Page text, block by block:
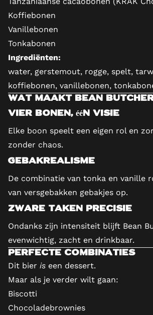
Koffiebonen
Vanillebonen
Tonkabonen
Ingrediënten:
water, gerstemout, rogge, spelt,
koffiebonen, vanillebonen,
Wat maakt Bean
Vier bonen, één visie
Elke boon speelt een eigen rol en
zonder chaos.
Gebakrealisme
De combinatie van tonka en vanille
van versgebakken gebakjes op.
Zware taken Precisie
Ondanks zijn intensiteit blijft Bean
evenwichtig, zacht en drinkbaar.
Perfecte combinaties
Dit bier is een dessert.
Maar als je verder wilt gaan:
Biscotti
Chocoladebrownies